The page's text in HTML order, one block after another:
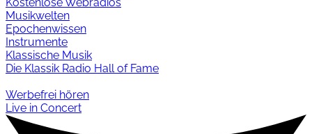
Musikwelten
Epochenwissen
Instrumente
Klassische Musik
Die Klassik Radio Hall of Fame
Werbefrei hören
Live in Concert